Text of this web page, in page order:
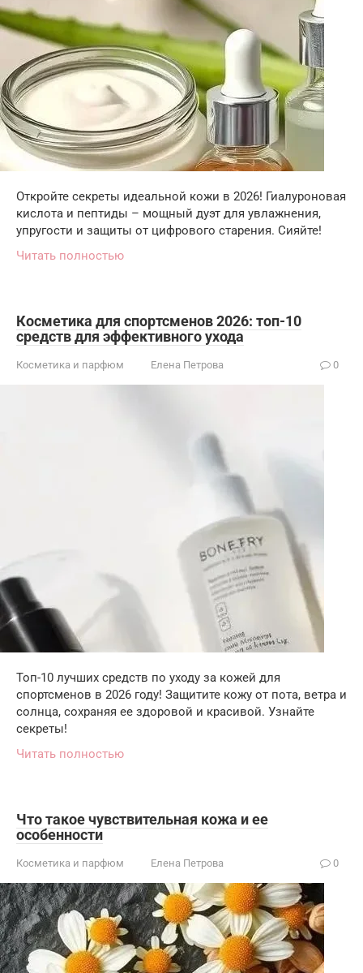
Откройте секреты идеальной кожи в 2026! Гиалуроновая
кислота и пептиды – мощный дуэт для увлажнения,
упругости и защиты от цифрового старения. Сияйте!
Читать полностью
Косметика для спортсменов 2026: топ-10
средств для эффективного ухода
Косметика и парфюм Елена Петрова 0
Топ-10 лучших средств по уходу за кожей для
спортсменов в 2026 году! Защитите кожу от пота, ветра и
солнца, сохраняя ее здоровой и красивой. Узнайте
секреты!
Читать полностью
Что такое чувствительная кожа и ее
особенности
Косметика и парфюм Елена Петрова 0